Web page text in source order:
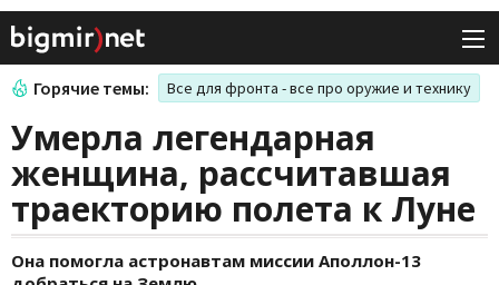
Горячие темы: Все для фронта - все про оружие и технику
Умерла легендарная
женщина, рассчитавшая
траекторию полета к Луне
Она помогла астронавтам миссии Аполлон-13